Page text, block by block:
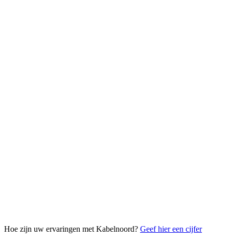
Hoe zijn uw ervaringen met Kabelnoord? Geef hier een cijfer